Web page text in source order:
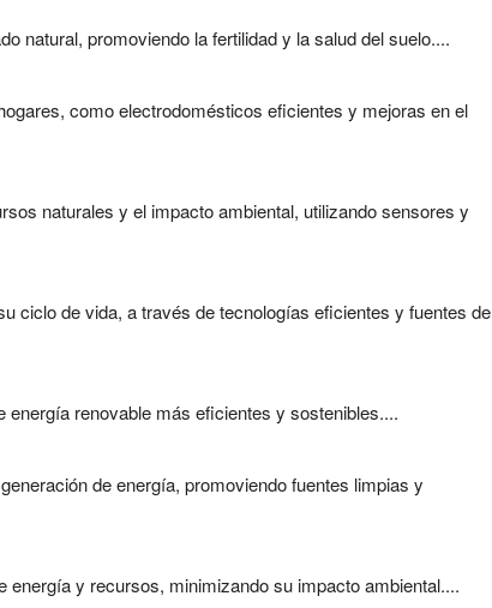
natural, promoviendo la fertilidad y la salud del suelo....
como electrodomésticos eficientes y mejoras en el
naturales y el impacto ambiental, utilizando sensores y
ciclo de vida, a través de tecnologías eficientes y fuentes de
renovable más eficientes y sostenibles....
de energía, promoviendo fuentes limpias y
y recursos, minimizando su impacto ambiental....